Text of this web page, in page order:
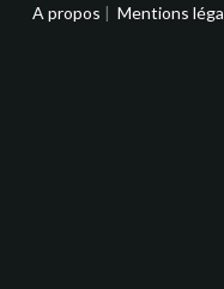
A propos | Mentions